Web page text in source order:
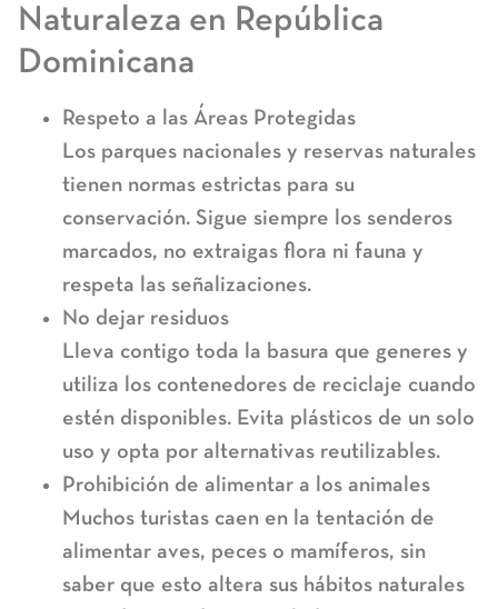
Naturaleza en República
Dominicana
Respeto a las Áreas Protegidas
Los parques nacionales y reservas naturales
tienen normas estrictas para su
conservación. Sigue siempre los senderos
marcados, no extraigas flora ni fauna y
respeta las señalizaciones.
No dejar residuos
Lleva contigo toda la basura que generes y
utiliza los contenedores de reciclaje cuando
estén disponibles. Evita plásticos de un solo
uso y opta por alternativas reutilizables.
Prohibición de alimentar a los animales
Muchos turistas caen en la tentación de
alimentar aves, peces o mamíferos, sin
saber que esto altera sus hábitos naturales